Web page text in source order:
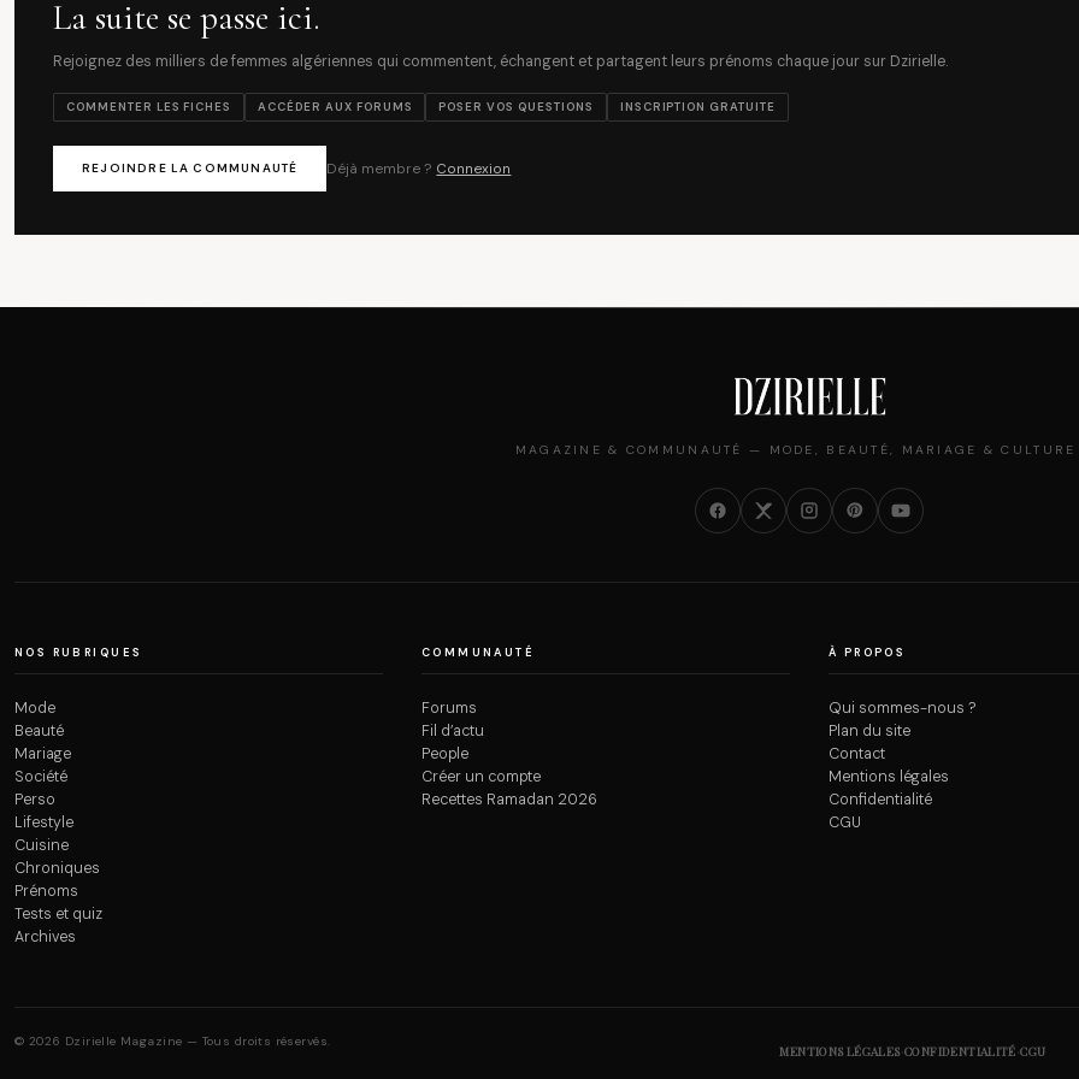
La suite se passe ici.
Rejoignez des milliers de femmes algériennes qui commentent, échangent et partagent leurs prénoms chaque jour sur Dzirielle.
COMMENTER LES FICHES ACCÉDER AUX FORUMS POSER VOS QUESTIONS INSCRIPTION GRATUITE
REJOINDRE LA COMMUNAUTÉ Déjà membre ? Connexion
MAGAZINE & COMMUNAUTÉ — MODE, BEAUTÉ, MARIAGE &
NOS RUBRIQUES
Mode
Beauté
Mariage
Société
Perso
Lifestyle
Cuisine
Chroniques
Prénoms
Tests et quiz
Archives
COMMUNAUTÉ
Forums
Fil d’actu
People
Créer un compte
Recettes Ramadan 2026
À PROPOS
Qui sommes-nous ?
Plan du site
Contact
Mentions légales
Confidentialité
CGU
© 2026 Dzirielle Magazine — Tous droits réservés.
MENTIONS LÉGALES·CONFIDENTIALITÉ·CGU